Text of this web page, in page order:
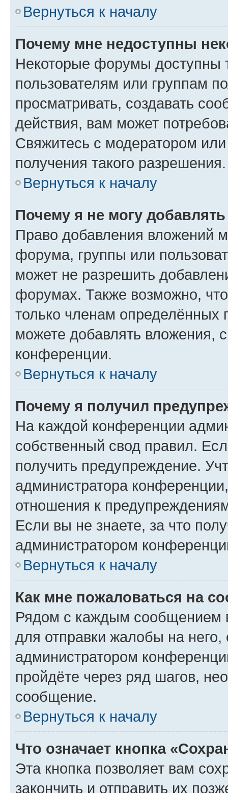
Вернуться к началу
Почему мне недоступны
Некоторые форумы доступны
пользователям или группам
просматривать, создавать
действия, вам может
Свяжитесь с модератором
получения такого разрешения.
Вернуться к началу
Почему я не могу
Право добавления вложений
форума, группы или
может не разрешить
форумах. Также возможно,
только членам определённых
можете добавлять вложения,
конференции.
Вернуться к началу
Почему я получил
На каждой конференции
собственный свод правил.
получить предупреждение.
администратора
отношения к
Если вы не знаете, за что
администратором
Вернуться к началу
Как мне пожаловаться на
Рядом с каждым сообщением
для отправки жалобы на
администратором
пройдёте через ряд шагов,
сообщение.
Вернуться к началу
Что означает кнопка
Эта кнопка позволяет вам
закончить и отправить их